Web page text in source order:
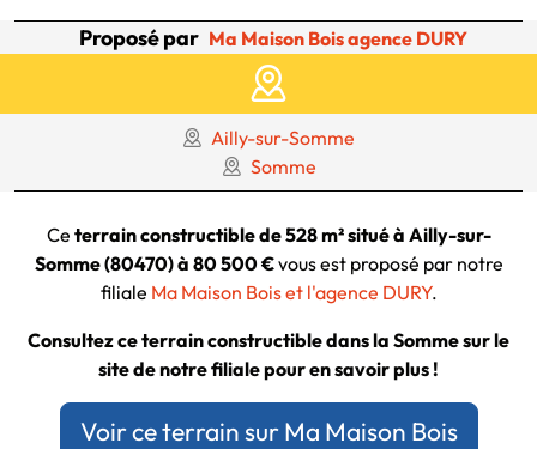
Proposé par Ma Maison Bois agence DURY
Ailly-sur-Somme
Somme
Ce terrain constructible de 528 m² situé à Ailly-sur-
Somme (80470) à 80 500 €vous est proposé par notre
filiale Ma Maison Bois et l'agence DURY.
Consultez ce terrain constructible dans la Somme sur le
site de notre filiale pour en savoir plus !
Voir ce terrain sur Ma Maison Bois